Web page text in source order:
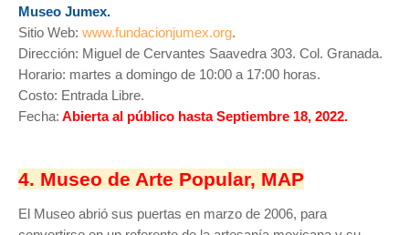
Museo Jumex.
Sitio Web: www.fundacionjumex.org.
Dirección: Miguel de Cervantes Saavedra 303. Col. Granada.
Horario: martes a domingo de 10:00 a 17:00 horas.
Costo: Entrada Libre.
Fecha: Abierta al público hasta Septiembre 18, 2022.
4. Museo de Arte Popular, MAP
El Museo abrió sus puertas en marzo de 2006, para